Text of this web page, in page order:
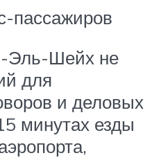
пассажиров
Эль-Шейх не
для
и деловых
минутах езды